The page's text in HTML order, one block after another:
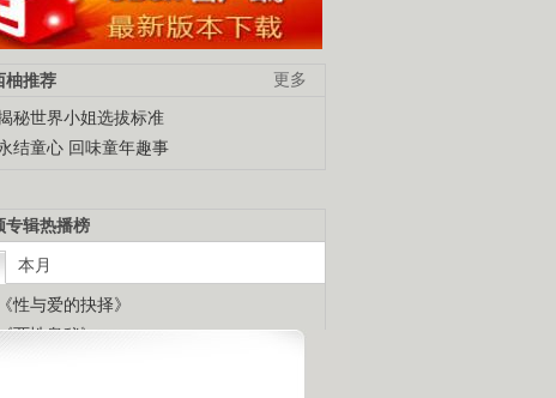
更多
柚推荐
秘世界小姐选拔标准
结童心 回味童年趣事
专辑热播榜
本月
《性与爱的抉择》
两性奥秘》